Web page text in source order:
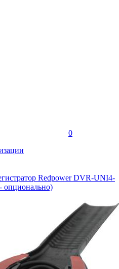
0
Redpower DVR-UNI4-
опционально)